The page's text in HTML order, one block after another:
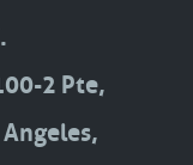
2 Pte,